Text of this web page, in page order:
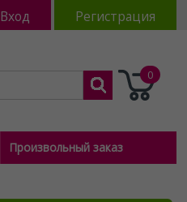
Вход Регистрация
0
Произвольный заказ